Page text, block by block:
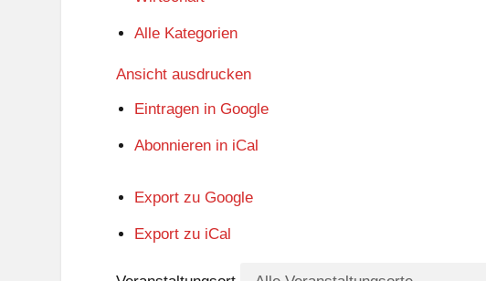
Alle Kategorien
Ansicht ausdrucken
Eintragen in Google
Abonnieren in iCal
Export zu Google
Export zu iCal